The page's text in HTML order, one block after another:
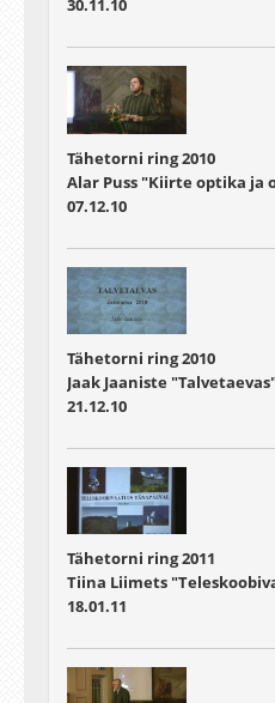
30.11.10
Tähetorni ring 2010
Alar Puss "Kiirte optika ja
07.12.10
Tähetorni ring 2010
Jaak Jaaniste
21.12.10
Tähetorni ring 2011
Tiina Liimets
18.01.11